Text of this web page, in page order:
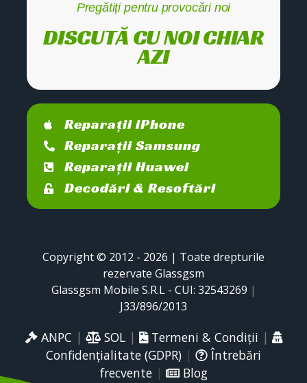
Pregătiți pentru provocări noi
DISCUTĂ CU NOI CHIAR
AZI
Reparații iPhone
Reparații Samsung
Reparații Huawei
Decodări & Resoftări
Copyright © 2012 - 2026 | Toate drepturile
rezervate Glassgsm
Glassgsm Mobile S.R.L - CUI: 32543269 |
J33/896/2013
ANPC | SOL| Termeni & Condiții |
Confidențialitate (GDPR) |
Întrebări
frecvente| Blog